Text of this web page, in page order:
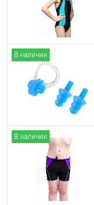
В наличии
В наличии